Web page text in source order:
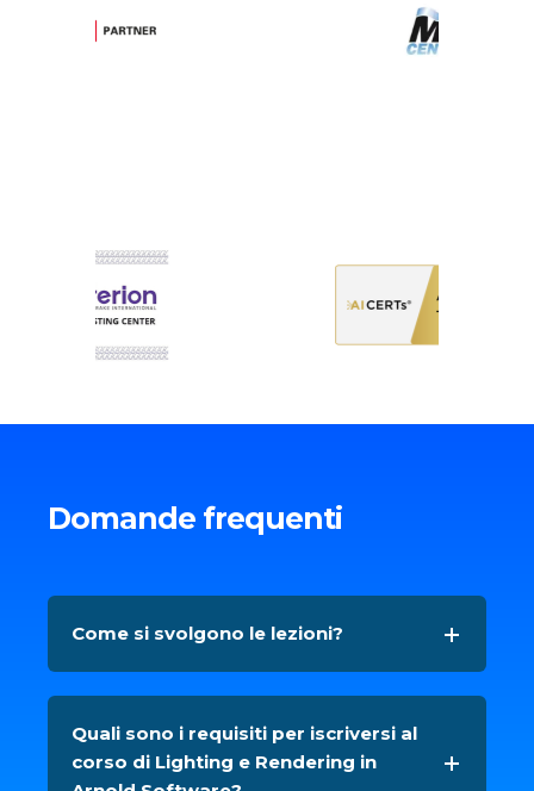
Domande frequenti
Come si svolgono le lezioni?
Quali sono i requisiti per iscriversi al
corso di Lighting e Rendering in